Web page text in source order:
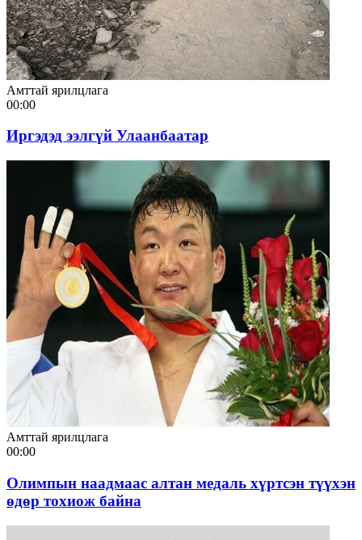
Амттай ярилцлага
00:00
Иргэдэд ээлгүй Улаанбаатар
Амттай ярилцлага
00:00
Олимпын наадмаас алтан медаль хүртсэн түүхэн
өдөр тохиож байна